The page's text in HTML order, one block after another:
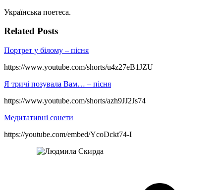
Українська поетеса.
Related Posts
Портрет у білому – пісня
https://www.youtube.com/shorts/u4z27eB1JZU
Я тричі позувала Вам… – пісня
https://www.youtube.com/shorts/azh9JJ2Js74
Медитативні сонети
https://youtube.com/embed/YcoDckt74-I